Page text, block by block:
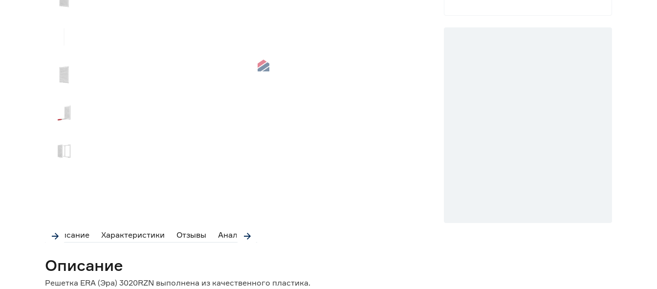
Описание Характеристики Отзывы Аналоги
Описание
Решетка ERA (Эра) 3020RZN выполнена из качественного пластика.